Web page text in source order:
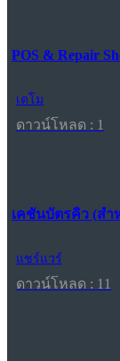
POS & Repair
เดโม
ดาวน์โหลด : 1
เคชันบัตรคิว (ส
แชร์แวร์
ดาวน์โหลด : 11